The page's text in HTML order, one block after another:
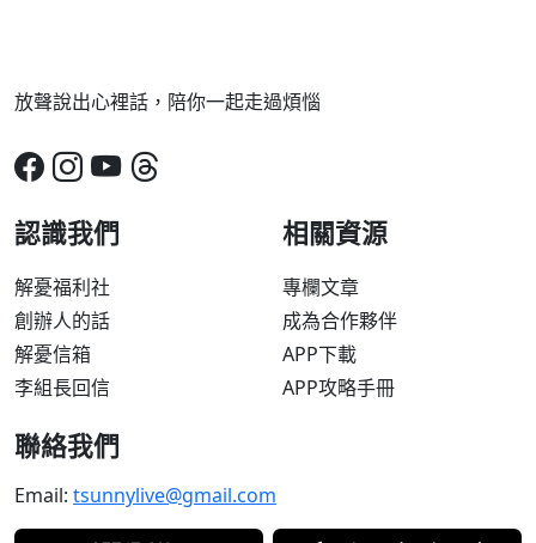
放聲說出心裡話，陪你一起走過煩惱
認識我們
解憂福利社
創辦人的話
解憂信箱
李組長回信
相關資源
專欄文章
成為合作夥伴
APP下載
APP攻略手冊
聯絡我們
Email: tsunnylive@gmail.com